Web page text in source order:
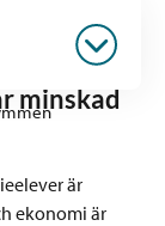
minskad
är
ekonomi är